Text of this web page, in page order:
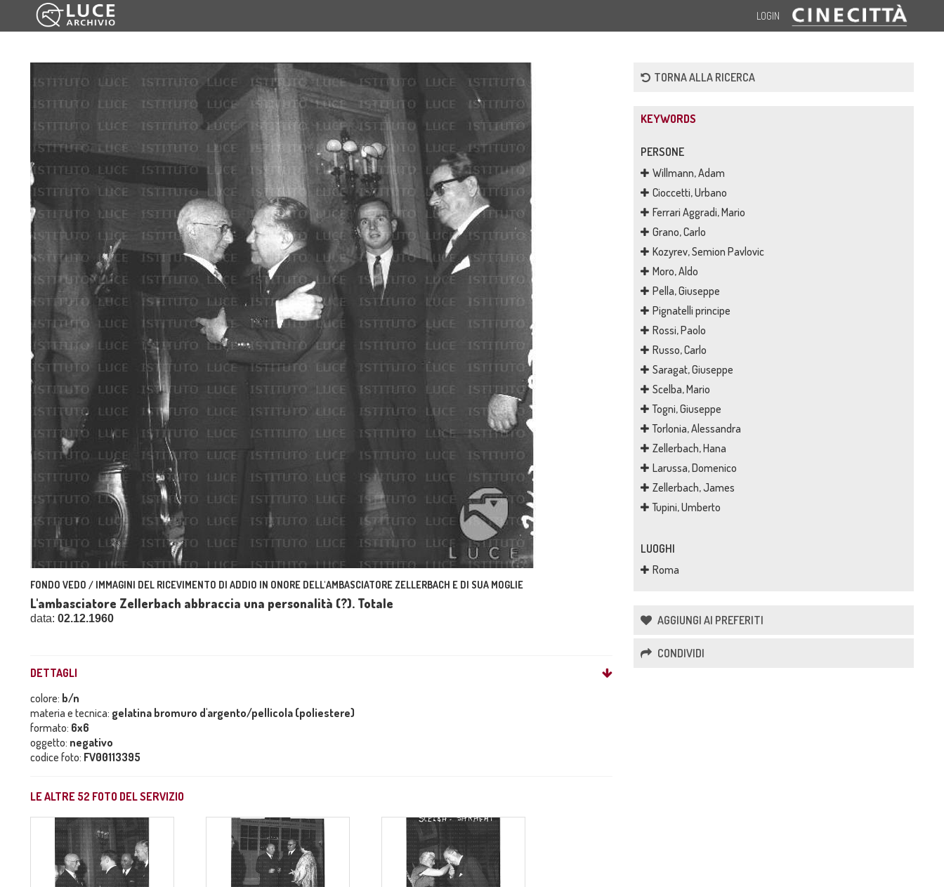
LOGIN
FONDO VEDO / IMMAGINI DEL RICEVIMENTO DI ADDIO IN ONORE DELL'AMBASCIATORE ZELLERBACH E DI SUA MOGLIE
L'ambasciatore Zellerbach abbraccia una personalità (?). Totale
data: 02.12.1960
DETTAGLI
colore: b/n
materia e tecnica: gelatina bromuro d'argento/pellicola (poliestere)
formato: 6x6
oggetto: negativo
codice foto: FV00113395
LE ALTRE 52 FOTO DEL SERVIZIO
TORNA ALLA RICERCA
KEYWORDS
PERSONE
Willmann, Adam
Cioccetti, Urbano
Ferrari Aggradi, Mario
Grano, Carlo
Kozyrev, Semion Pavlovic
Moro, Aldo
Pella, Giuseppe
Pignatelli principe
Rossi, Paolo
Russo, Carlo
Saragat, Giuseppe
Scelba, Mario
Togni, Giuseppe
Torlonia, Alessandra
Zellerbach, Hana
Larussa, Domenico
Zellerbach, James
Tupini, Umberto
LUOGHI
Roma
AGGIUNGI AI PREFERITI
CONDIVIDI